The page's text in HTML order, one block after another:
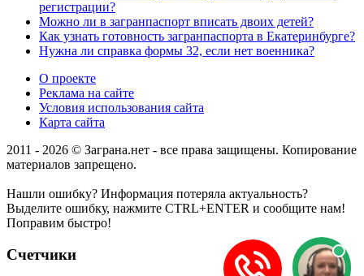
регистрации?
Можно ли в загранпаспорт вписать двоих детей?
Как узнать готовность загранпаспорта в Екатеринбурге?
Нужна ли справка формы 32, если нет военника?
О проекте
Реклама на сайте
Условия использования сайта
Карта сайта
2011 - 2026 © Заграна.нет - все права защищены. Копирование
материалов запрещено.
Нашли ошибку? Информация потеряла актуальность?
Выделите ошибку, нажмите CTRL+ENTER и сообщите нам!
Поправим быстро!
Счетчики